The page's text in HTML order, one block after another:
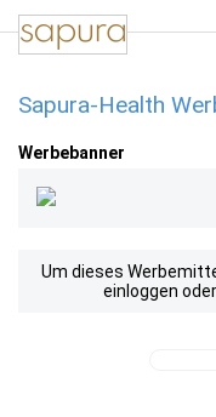
Sapura-Health
Werbebanner
Um dieses
einloggen